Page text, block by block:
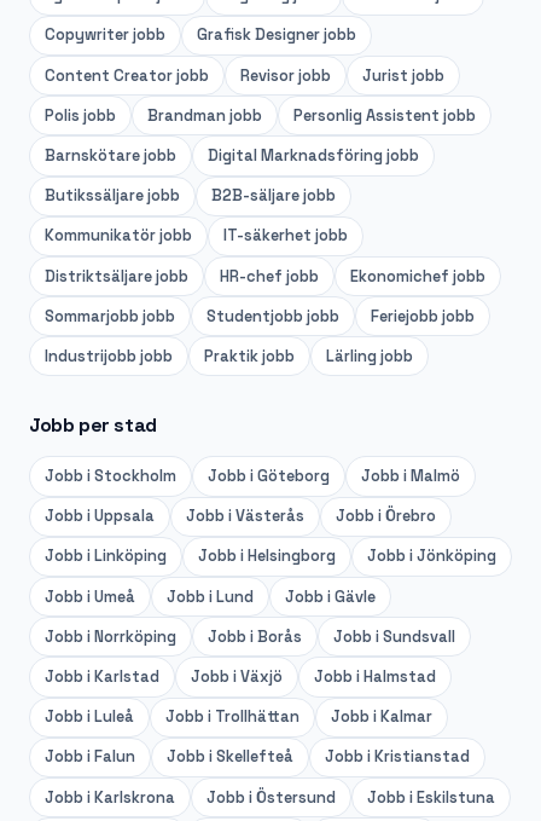
Copywriterjobb Grafisk Designerjobb
Content Creatorjobb Revisorjobb Jurist jobb
Polis jobb Brandman jobb Personlig Assistent jobb
Barnskötarejobb Digital Marknadsföring jobb
Butikssäljarejobb B2B-säljarejobb
Kommunikatörjobb IT-säkerhet jobb
Distriktsäljarejobb HR-chef jobb Ekonomichef jobb
Sommarjobb jobb Studentjobb jobb Feriejobb jobb
Industrijobb jobb Praktikjobb Lärling jobb
Jobb per stad
Jobb iStockholm Jobb iGöteborg Jobb iMalmö
Jobb iUppsala Jobb iVästerås Jobb iÖrebro
Jobb iLinköping Jobb iHelsingborg Jobb iJönköping
Jobb iUmeå Jobb iLund Jobb iGävle
Jobb iNorrköping Jobb iBorås Jobb iSundsvall
Jobb iKarlstad Jobb iVäxjö Jobb iHalmstad
Jobb iLuleå Jobb i Trollhättan Jobb iKalmar
Jobb iFalun Jobb iSkellefteå Jobb iKristianstad
Jobb iKarlskrona Jobb iÖstersund Jobb iEskilstuna